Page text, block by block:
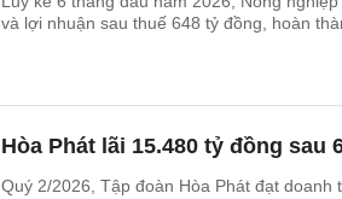
và lợi nhuận sau thuế 648 tỷ đồng, hoàn
Hòa Phát lãi 15.480 tỷ đồng sau
Quý 2/2026, Tập đoàn Hòa Phát đạt doanh